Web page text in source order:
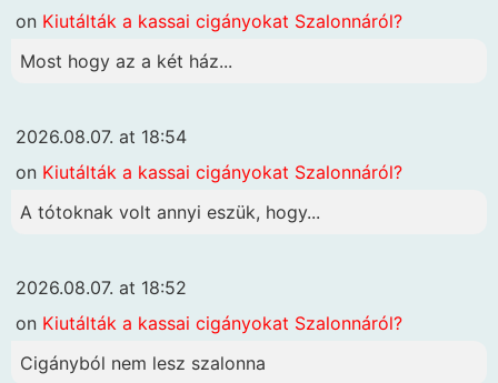
on Kiutálták a kassai cigányokat Szalonnáról?
Most hogy az a két ház...
2026.08.07. at 18:54
on Kiutálták a kassai cigányokat Szalonnáról?
A tótoknak volt annyi eszük, hogy...
2026.08.07. at 18:52
on Kiutálták a kassai cigányokat Szalonnáról?
Cigányból nem lesz szalonna